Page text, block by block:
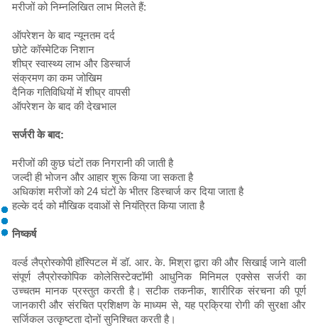
मरीजों को निम्नलिखित लाभ मिलते हैं:
ऑपरेशन के बाद न्यूनतम दर्द
छोटे कॉस्मेटिक निशान
शीघ्र स्वास्थ्य लाभ और डिस्चार्ज
संक्रमण का कम जोखिम
दैनिक गतिविधियों में शीघ्र वापसी
ऑपरेशन के बाद की देखभाल
सर्जरी के बाद:
मरीजों की कुछ घंटों तक निगरानी की जाती है
जल्दी ही भोजन और आहार शुरू किया जा सकता है
अधिकांश मरीजों को 24 घंटों के भीतर डिस्चार्ज कर दिया जाता है
हल्के दर्द को मौखिक दवाओं से नियंत्रित किया जाता है
निष्कर्ष
वर्ल्ड लैप्रोस्कोपी हॉस्पिटल में डॉ. आर. के. मिश्रा द्वारा की और सिखाई जाने वाली
संपूर्ण लैप्रोस्कोपिक कोलेसिस्टेक्टॉमी आधुनिक मिनिमल एक्सेस सर्जरी का
उच्चतम मानक प्रस्तुत करती है। सटीक तकनीक, शारीरिक संरचना की पूर्ण
जानकारी और संरचित प्रशिक्षण के माध्यम से, यह प्रक्रिया रोगी की सुरक्षा और
सर्जिकल उत्कृष्टता दोनों सुनिश्चित करती है।